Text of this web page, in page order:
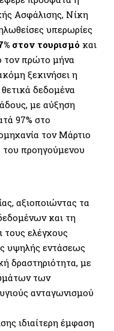
Ασφάλισης, Νίκη
υπερωρίες
στον τουρισμό και
τον πρώτο μήνα
ξεκινήσει η
θετικά δεδομένα
με αύξηση
97% στο
τον Μάρτιο
του προηγούμενου
αξιοποιώντας τα
και τη
τους ελέγχους
υψηλής εντάσεως
δραστηριότητα, με
των
ανταγωνισμού
ιδιαίτερη έμφαση